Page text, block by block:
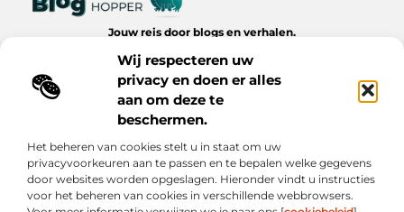
Wij respecteren uw
privacy en doen er alles
aan om deze te
beschermen.
Het beheren van cookies stelt u in staat om uw
privacyvoorkeuren aan te passen en te bepalen welke gegevens
door websites worden opgeslagen. Hieronder vindt u instructies
voor het beheren van cookies in verschillende webbrowsers.
Jouw reis door blogs en verhalen.
dagelijks leven op Bloghopper.nl.
Bericht categorie
Onze informatie